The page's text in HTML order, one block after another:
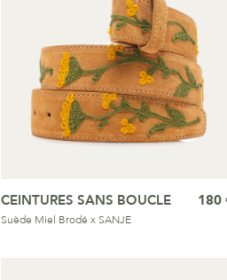
CEINTURES SANS BOUCLE
Suède Miel Brodé x SANJE
180